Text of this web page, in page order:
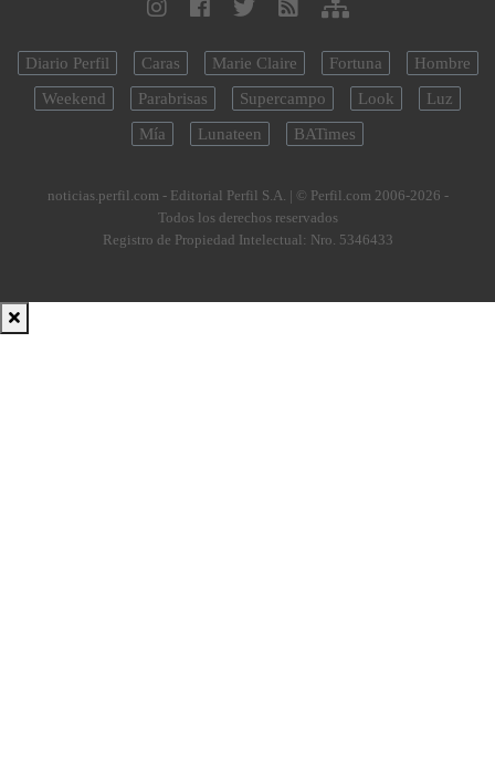
Diario Perfil Caras Marie Claire Fortuna
Hombre
Weekend
Parabrisas Supercampo Look
Luz
Mía
Lunateen BATimes
noticias.perfil.com - Editorial Perfil S.A. | © Perfil.com 2006-2026 -
Todos los derechos reservados
Registro de Propiedad Intelectual: Nro. 5346433